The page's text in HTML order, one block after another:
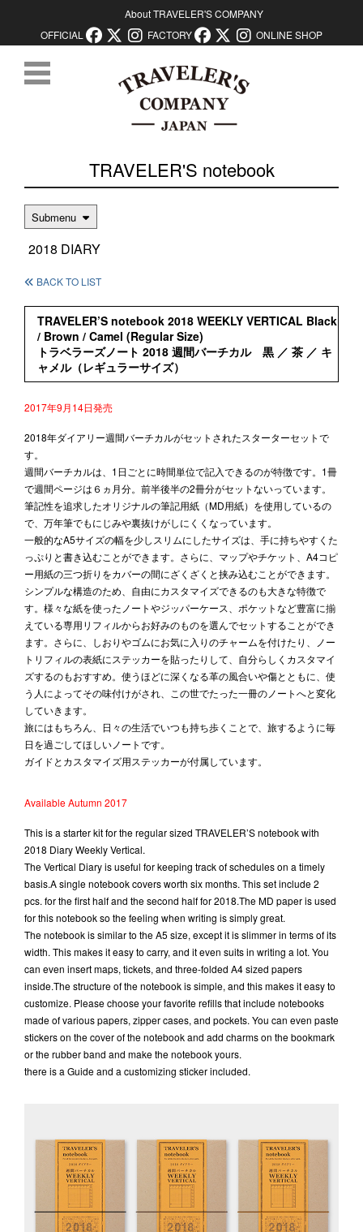
About TRAVELER'S COMPANY
OFFICIAL
FACTORY ONLINE SHOP
TRAVELER'S notebook
Submenu
2018 DIARY
BACK TO LIST
TRAVELER’S notebook 2018 WEEKLY VERTICAL Black
/ Brown / Camel (Regular Size)
トラベラーズノート 2018 週間バーチカル 黒 ／ 茶 ／ キ
ャメル（レギュラーサイズ）
2017年9月14日発売
2018年ダイアリー週間バーチカルがセットされたスターターセットで
す。
週間バーチカルは、1日ごとに時間単位で記入できるのが特徴です。1冊
で週間ページは６ヵ月分。前半後半の2冊分がセットないっています。
筆記性を追求したオリジナルの筆記用紙（MD用紙）を使用しているの
で、万年筆でもにじみや裏抜けがしにくくなっています。
一般的なA5サイズの幅を少しスリムにしたサイズは、手に持ちやすくた
っぷりと書き込むことができます。さらに、マップやチケット、A4コピ
ー用紙の三つ折りをカバーの間にざくざくと挟み込むことができます。
シンプルな構造のため、自由にカスタマイズできるのも大きな特徴で
す。様々な紙を使ったノートやジッパーケース、ポケットなど豊富に揃
えている専用リフィルからお好みのものを選んでセットすることができ
ます。さらに、しおりやゴムにお気に入りのチャームを付けたり、ノー
トリフィルの表紙にステッカーを貼ったりして、自分らしくカスタマイ
ズするのもおすすめ。使うほどに深くなる革の風合いや傷とともに、使
う人によってその味付けがされ、この世でたった一冊のノートへと変化
していきます。
旅にはもちろん、日々の生活でいつも持ち歩くことで、旅するように毎
日を過ごしてほしいノートです。
ガイドとカスタマイズ用ステッカーが付属しています。
Available Autumn 2017
This is a starter kit for the regular sized TRAVELER’S notebook with
2018 Diary Weekly Vertical.
The Vertical Diary is useful for keeping track of schedules on a timely
basis.A single notebook covers worth six months. This set include 2
pcs. for the first half and the second half for 2018.The MD paper is used
for this notebook so the feeling when writing is simply great.
The notebook is similar to the A5 size, except it is slimmer in terms of its
width. This makes it easy to carry, and it even suits in writing a lot. You
can even insert maps, tickets, and three-folded A4 sized papers
inside.The structure of the notebook is simple, and this makes it easy to
customize. Please choose your favorite refills that include notebooks
made of various papers, zipper cases, and pockets. You can even paste
stickers on the cover of the notebook and add charms on the bookmark
or the rubber band and make the notebook yours.
there is a Guide and a customizing sticker included.